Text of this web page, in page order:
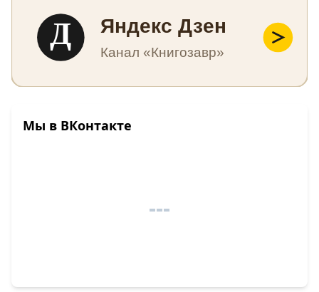
Д Яндекс Дзен
Канал «Книгозавр»
Мы в ВКонтакте